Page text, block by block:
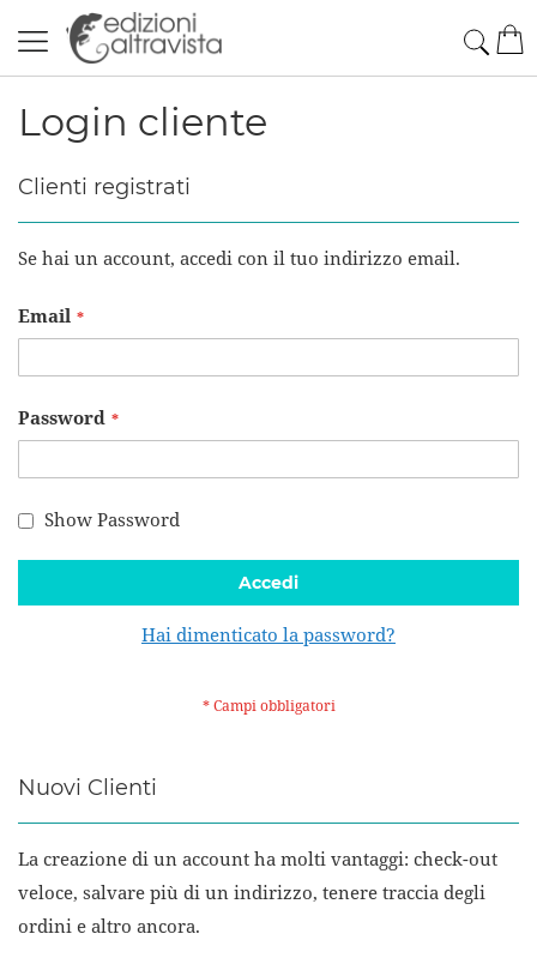
al
contenuto
Login cliente
Clienti registrati
Se hai un account, accedi con il tuo indirizzo email.
Email
Password
Show Password
Accedi
Hai dimenticato la password?
Nuovi Clienti
La creazione di un account ha molti vantaggi: check-out
veloce, salvare più di un indirizzo, tenere traccia degli
ordini e altro ancora.